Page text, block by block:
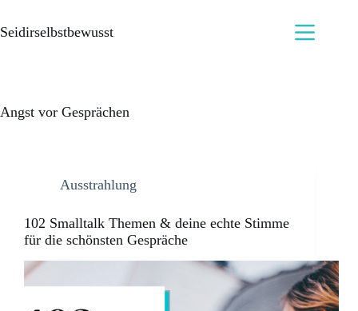
Seidirselbstbewusst
Angst vor Gesprächen
Ausstrahlung
102 Smalltalk Themen & deine echte Stimme
für die schönsten Gespräche